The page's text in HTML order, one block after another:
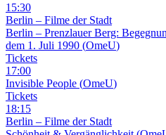
15:30
Berlin – Filme der Stadt
Berlin – Prenzlauer Berg:
dem 1. Juli 1990 (OmeU)
Tickets
17:00
Invisible People (OmeU)
Tickets
18:15
Berlin – Filme der Stadt